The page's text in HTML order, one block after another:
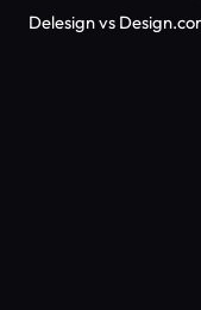
Delesign vs